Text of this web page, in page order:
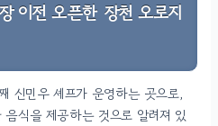
이전 오픈한 장천 오로지
신민우 셰프가 운영하는 곳으로,
식을 제공하는 것으로 알려져 있